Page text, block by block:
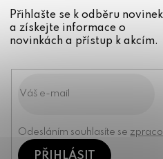
Přihlašte se k odběru novinek
a získejte informace o
novinkách a přístup k akcím.
Odesláním souhlasíte se
PŘIHLÁSIT